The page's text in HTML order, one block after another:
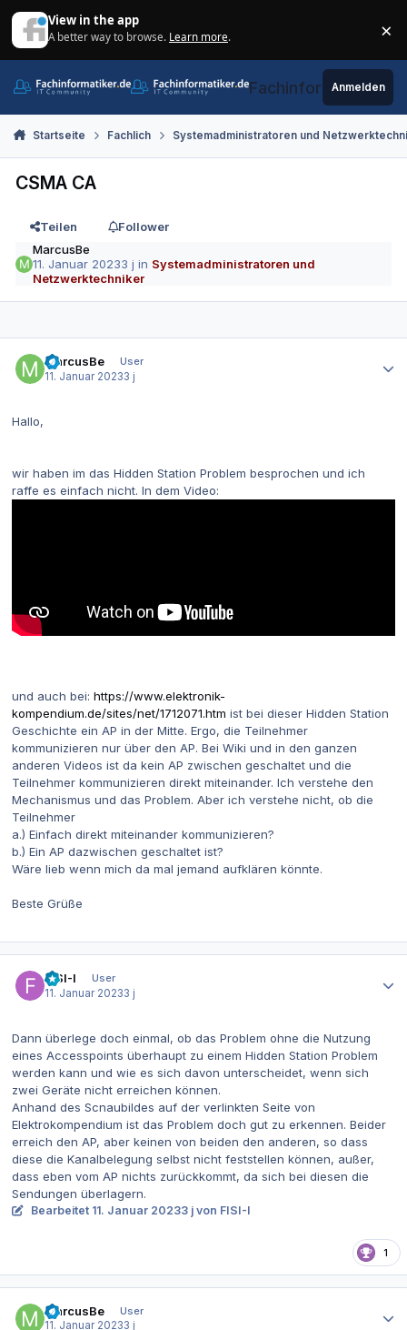
View in the app
A better way to browse. Learn more. ×
Fachinformatiker.de
Anmelden
Startseite Fachlich Systemadministratoren und
CSMA CA
Teilen
Follower
MarcusBe
11. Januar 20233 j in Systemadministratoren und
Netzwerktechniker
MarcusBe
User
11. Januar 20233 j
Hallo,
wir haben im das Hidden Station Problem besprochen und ich
raffe es einfach nicht. In dem Video:
und auch bei: https://www.elektronik-
kompendium.de/sites/net/1712071.htm ist bei dieser Hidden Station
Geschichte ein AP in der Mitte. Ergo, die Teilnehmer
kommunizieren nur über den AP. Bei Wiki und in den ganzen
anderen Videos ist da kein AP zwischen geschaltet und die
Teilnehmer kommunizieren direkt miteinander. Ich verstehe den
Mechanismus und das Problem. Aber ich verstehe nicht, ob die
Teilnehmer
a.) Einfach direkt miteinander kommunizieren?
b.) Ein AP dazwischen geschaltet ist?
Wäre lieb wenn mich da mal jemand aufklären könnte.
Beste Grüße
FISI-I
User
11. Januar 20233 j
Dann überlege doch einmal, ob das Problem ohne die Nutzung
eines Accesspoints überhaupt zu einem Hidden Station Problem
werden kann und wie es sich davon unterscheidet, wenn sich
zwei Geräte nicht erreichen können.
Anhand des Scnaubildes auf der verlinkten Seite von
Elektrokompendium ist das Problem doch gut zu erkennen. Beider
erreich den AP, aber keinen von beiden den anderen, so dass
diese die Kanalbelegung selbst nicht feststellen können, außer,
dass eben vom AP nichts zurückkommt, da sich bei diesen die
Sendungen überlagern.
Bearbeitet 11. Januar 20233 j von FISI-I
1
MarcusBe
User
11. Januar 20233 j